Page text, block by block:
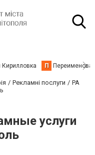
П
Рекламні послуги
РА
услуги